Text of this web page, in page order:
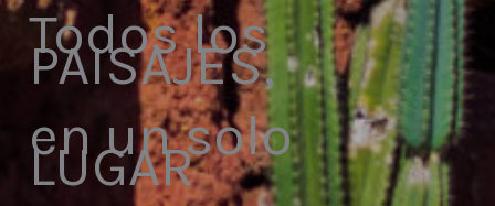
Todos los
PAISAJES,
en un solo
LUGAR